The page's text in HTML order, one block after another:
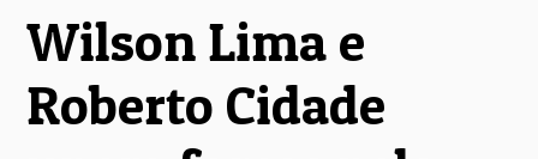
Wilson Lima e
Roberto Cidade